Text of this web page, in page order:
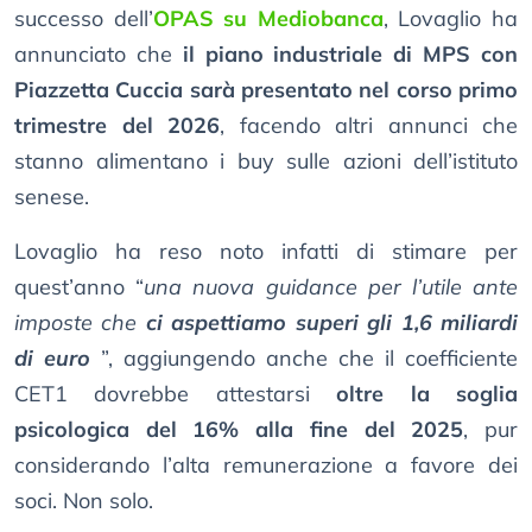
successo dell’OPAS su Mediobanca, Lovaglio ha
annunciato che il piano industriale di MPS con
Piazzetta Cuccia sarà presentato nel corso primo
trimestre del 2026, facendo altri annunci che
stanno alimentano i buy sulle azioni dell’istituto
senese.
Lovaglio ha reso noto infatti di stimare per
quest’anno “una nuova guidance per l’utile ante
imposte che ci aspettiamo superi gli 1,6 miliardi
di euro ”, aggiungendo anche che il coefficiente
CET1 dovrebbe attestarsioltre la soglia
psicologica del 16% alla fine del 2025, pur
considerando l’alta remunerazione a favore dei
soci. Non solo.